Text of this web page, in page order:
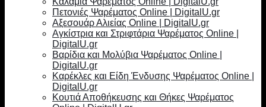
Πετονιές Ψαρέματος Online | DigitalU.gr
Αξεσουάρ Αλιείας Online | DigitalU.gr
Αγκίστρια και Στριφτάρια Ψαρέματος Online |
DigitalU.gr
Βαρίδια και Μολύβια Ψαρέματος Online |
DigitalU.gr
Καρέκλες και Είδη Ένδυσης Ψαρέματος Online |
DigitalU.gr
Κουτιά Αποθήκευσης και Θήκες Ψαρέματος